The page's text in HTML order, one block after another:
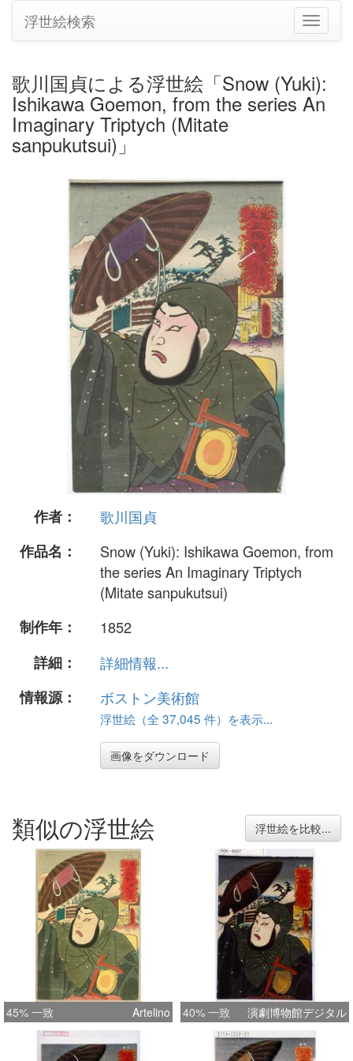
ナ
ビ
シ
ョ
浮世絵検索
歌川国貞による浮世絵「Snow (Yuki):
Ishikawa Goemon, from the series An
Imaginary Triptych (Mitate
sanpukutsui)」
作者：
歌川国貞
作品名：
Snow (Yuki): Ishikawa Goemon, from
the series An Imaginary Triptych
(Mitate sanpukutsui)
制作年：
1852
詳細：
詳細情報...
情報源：
ボストン美術館
浮世絵（全 37,045 件）を表示...
画像をダウンロード
類似の浮世絵 浮世絵を比較...
45% 一致 Artelino 40% 一致 演劇博物館デジタル